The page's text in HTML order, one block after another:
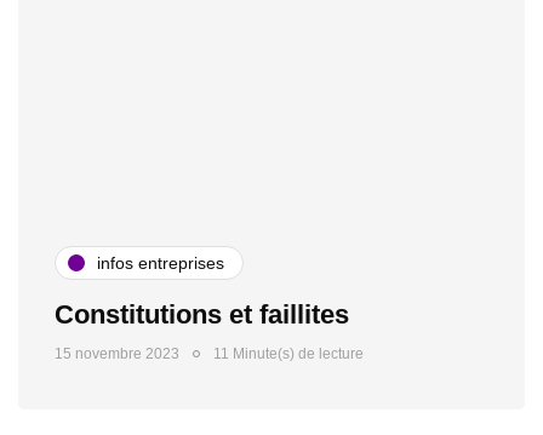
infos entreprises
Constitutions et faillites
15 novembre 2023 11 Minute(s) de lecture